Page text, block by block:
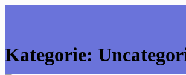
Kategorie: